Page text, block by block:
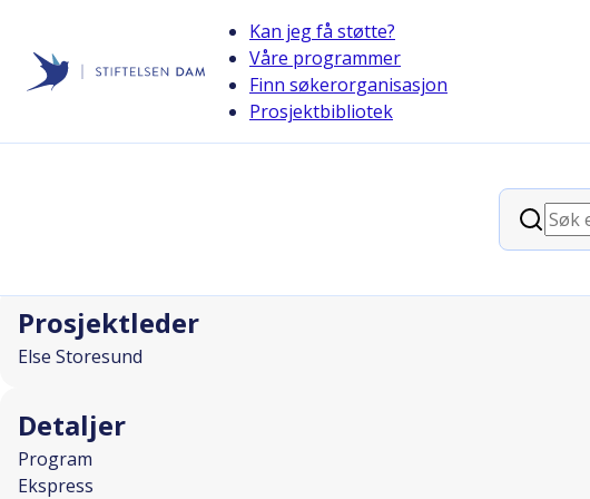
Kan jeg få støtte?
Våre programmer
Finn søkerorganisasjon
Prosjektbibliotek
Søk
Prosjektleder
Else Storesund
Detaljer
Program
Ekspress